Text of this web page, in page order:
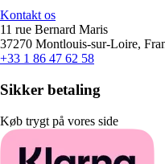
Kontakt os
11 rue Bernard Maris
37270 Montlouis-sur-Loire,
+33 1 86 47 62 58
Sikker betaling
Køb trygt på vores side